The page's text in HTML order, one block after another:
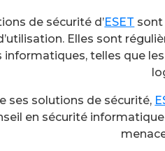
de sécurité d’ESET sont
Elles sont
informatiques, telles que
ses solutions de sécurité,
en sécurité